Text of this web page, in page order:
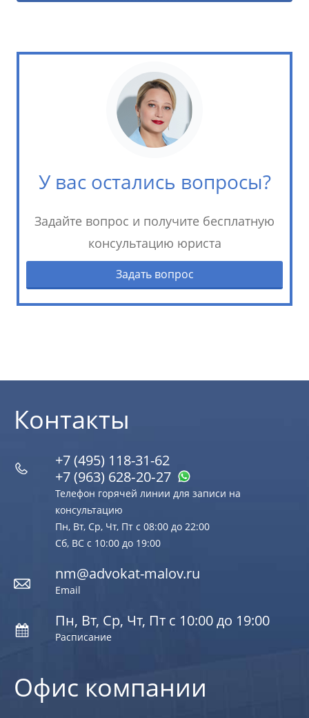
У вас остались вопросы?
Задайте вопрос и получите бесплатную
консультацию юриста
Задать вопрос
Офис компании
Контакты
+7 (495) 118-31-62
+7 (963) 628‑20‑27
Телефон горячей линии для записи на
консультацию
Пн, Вт, Ср, Чт, Пт с 08:00 до 22:00
Сб, ВС с 10:00 до 19:00
nm@advokat-malov.ru
Email
Пн, Вт, Ср, Чт, Пт с 10:00 до 19:00
Расписание